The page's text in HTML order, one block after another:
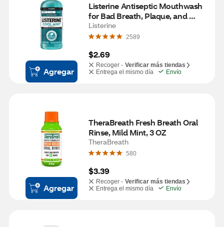
Agregar
Listerine Antiseptic Mouthwash
for Bad Breath, Plaque, and
Gingivitis, Cool Mint, 3.2 OZ
Listerine
2589
$2.69
Recoger - Verificar más tiendas
Entrega el mismo día
Envío
Agregar
TheraBreath Fresh Breath Oral
Rinse, Mild Mint, 3 OZ
TheraBreath
580
$3.39
Recoger - Verificar más tiendas
Entrega el mismo día
Envío